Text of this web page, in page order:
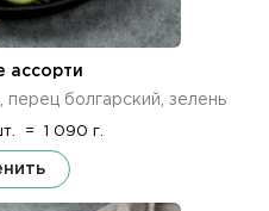
ассорти
болгарский, зелень
= 1 090 г.